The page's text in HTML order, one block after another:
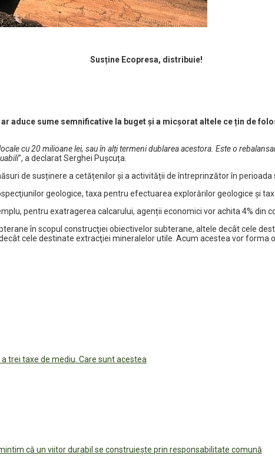
Susține Ecopresa, distribuie!
aduce sume semnificative la buget și a micșorat altele ce țin de
cu 20 milioane lei, sau în alți termeni dublarea acestora. Este o
”, a declarat Serghei Pușcuța.
de susținere a cetățenilor și a activității de întreprinzător în perioada
geologice, taxa pentru efectuarea explorărilor geologice şi
pentru exatragerea calcarului, agenții economici vor achita 4% din
în scopul construcţiei obiectivelor subterane, altele decât cele
cele destinate extracţiei mineralelor utile. Acum acestea vor forma
trei taxe de mediu. Care sunt acestea
că un viitor durabil se construiește prin responsabilitate comună